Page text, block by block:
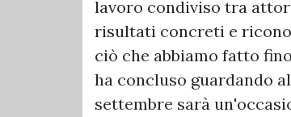
lavoro condiviso tra
risultati concreti e
ciò che abbiamo fatto
ha concluso guardando
settembre sarà